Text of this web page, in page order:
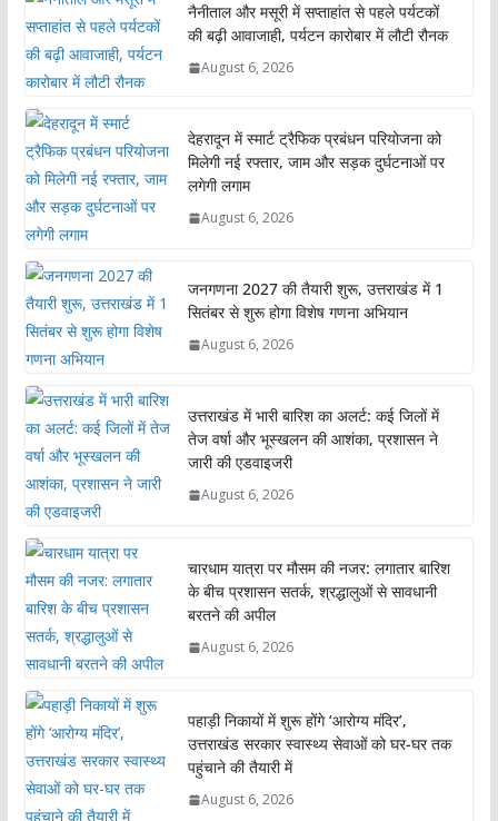
नैनीताल और मसूरी में सप्ताहांत से पहले पर्यटकों
की बढ़ी आवाजाही, पर्यटन कारोबार में लौटी रौनक
August 6, 2026
देहरादून में स्मार्ट ट्रैफिक प्रबंधन परियोजना को
मिलेगी नई रफ्तार, जाम और सड़क दुर्घटनाओं पर
लगेगी लगाम
August 6, 2026
जनगणना 2027 की तैयारी शुरू, उत्तराखंड में 1
सितंबर से शुरू होगा विशेष गणना अभियान
August 6, 2026
उत्तराखंड में भारी बारिश का अलर्ट: कई जिलों में
तेज वर्षा और भूस्खलन की आशंका, प्रशासन ने
जारी की एडवाइजरी
August 6, 2026
चारधाम यात्रा पर मौसम की नजर: लगातार बारिश
के बीच प्रशासन सतर्क, श्रद्धालुओं से सावधानी
बरतने की अपील
August 6, 2026
पहाड़ी निकायों में शुरू होंगे ‘आरोग्य मंदिर’,
उत्तराखंड सरकार स्वास्थ्य सेवाओं को घर-घर तक
पहुंचाने की तैयारी में
August 6, 2026